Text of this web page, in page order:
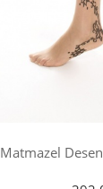
Matmazel